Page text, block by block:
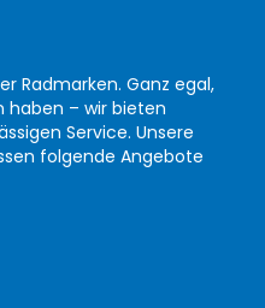
Radmarken. Ganz egal,
haben – wir bieten
Service. Unsere
folgende Angebote